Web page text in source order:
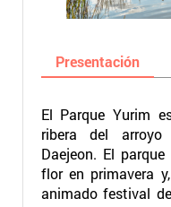
Presentación
El Parque Yurim
ribera del arroyo
Daejeon. El
flor en primavera
animado festival